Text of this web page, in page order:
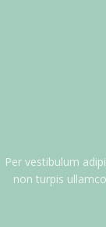
Per vestibulum
non turpis